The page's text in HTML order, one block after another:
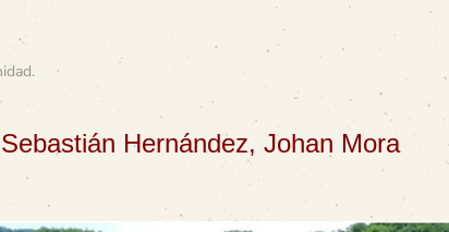
.
Hernández, Johan Mora